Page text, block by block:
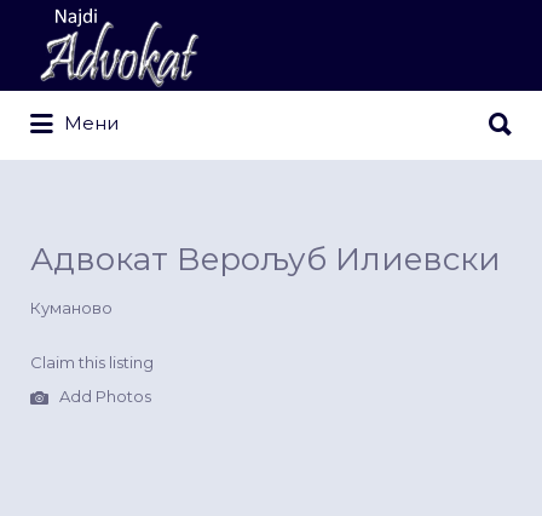
Search
for:
Мени
for:
Адвокат Верољуб Илиевски
Куманово
Claim this listing
Add Photos